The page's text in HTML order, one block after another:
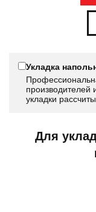
Укладка
укладки
Для